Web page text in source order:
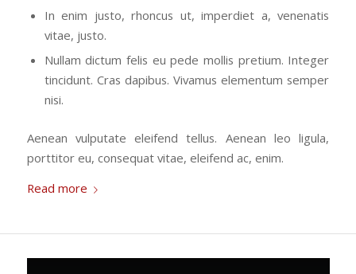
In enim justo, rhoncus ut, imperdiet a, venenatis
vitae, justo.
Nullam dictum felis eu pede mollis pretium. Integer
tincidunt. Cras dapibus. Vivamus elementum semper
nisi.
Aenean vulputate eleifend tellus. Aenean leo ligula,
porttitor eu, consequat vitae, eleifend ac, enim.
Read more